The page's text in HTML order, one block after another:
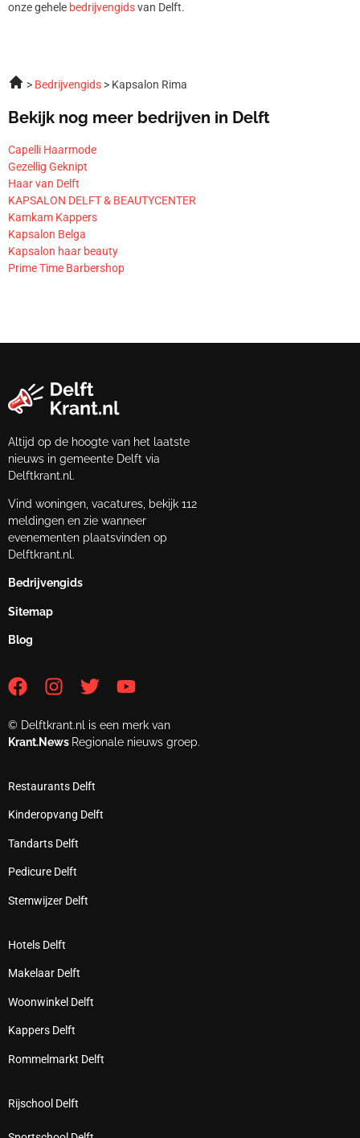
onze gehele bedrijvengidsvan Delft.
Bedrijvengids Kapsalon Rima
Bekijk nog meer bedrijven in Delft
Capelli Haarmode
Gezellig Geknipt
Haar van Delft
KAPSALON DELFT & BEAUTYCENTER
Kamkam Kappers
Kapsalon Belga
Kapsalon haar beauty
Prime Time Barbershop
Altijd op de hoogte van het laatste
nieuws in gemeente Delft via
Delftkrant.nl.
Vind woningen, vacatures, bekijk 112
meldingen en zie wanneer
evenementen plaatsvinden op
Delftkrant.nl.
Bedrijvengids
Sitemap
Blog
© Delftkrant.nl is een merk van
Krant.News Regionale nieuws groep.
Restaurants Delft
Kinderopvang Delft
Tandarts Delft
Pedicure Delft
Stemwijzer Delft
Hotels Delft
Makelaar Delft
Woonwinkel Delft
Kappers Delft
Rommelmarkt Delft
Rijschool Delft